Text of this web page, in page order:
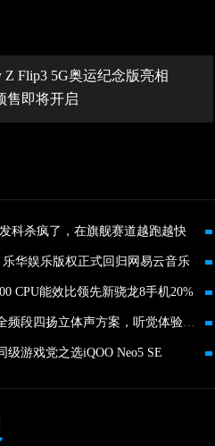
Z Flip3 5G奥运纪念版亮相
售即将开启
科杀疯了，在旗舰赛道越跑越快
华娱乐版权正式回归网易云音乐
CPU能效比领先新骁龙8手机20%
小米12 Pro：瑞声科技全频段四扬立体声方案，听觉体验新突破！
级游戏党之选iQOO Neo5 SE